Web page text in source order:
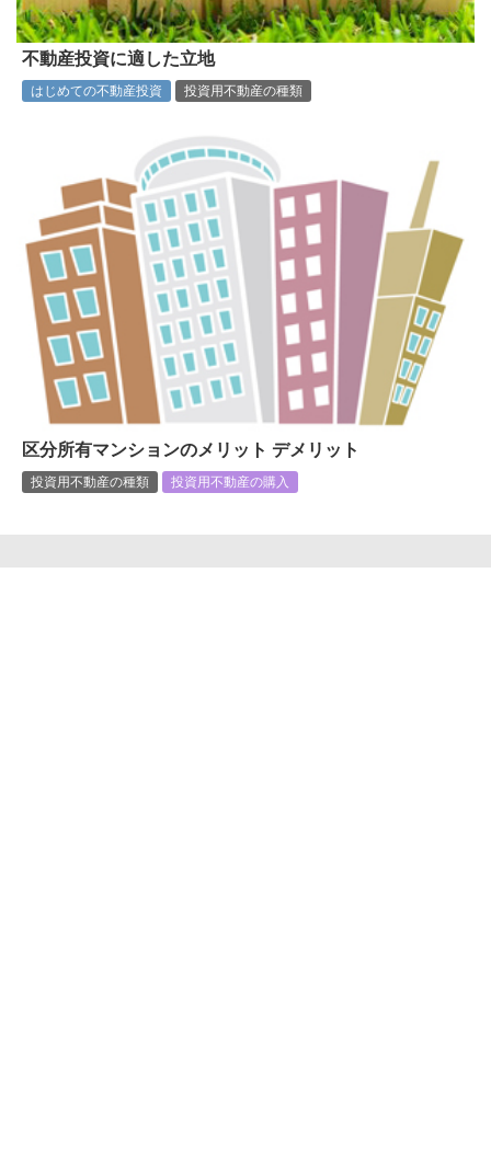
不動産投資に適した立地
はじめての不動産投資 投資用不動産の種類
区分所有マンションのメリット デメリット
投資用不動産の種類 投資用不動産の購入